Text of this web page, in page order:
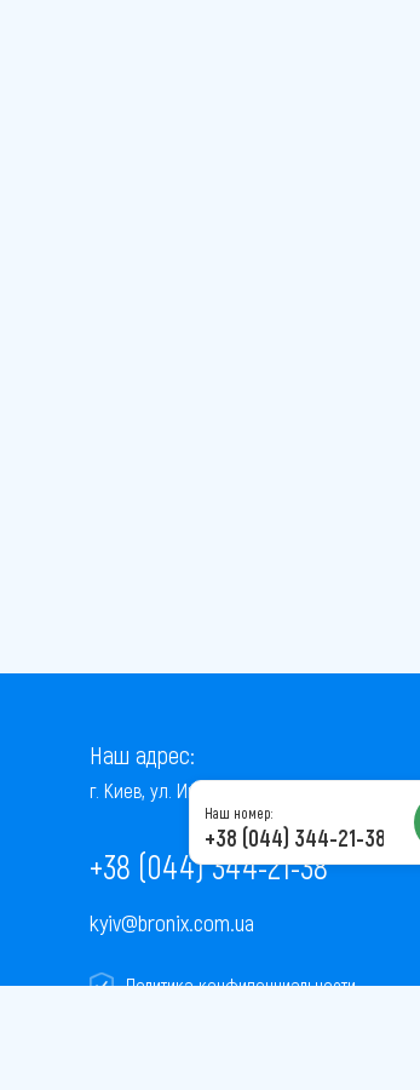
Наш адрес:
г. Киев, ул. Институтская, 22/7, оф. 41
+38 (044) 344-21-38
kyiv@bronix.com.ua
Политика конфиденциальности
Наш номер:
+38 (044) 344-21-38